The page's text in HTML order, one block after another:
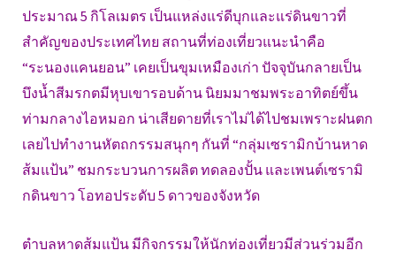
ประมาณ 5 กิโลเมตร เป็นแหล่งแร่ดีบุกและแร่ดินขาวที่
สำคัญของประเทศไทย สถานที่ท่องเที่ยวแนะนำคือ
“ระนองแคนยอน” เคยเป็นขุมเหมืองเก่า ปัจจุบันกลายเป็น
บึงน้ำสีมรกตมีหุบเขารอบด้าน นิยมมาชมพระอาทิตย์ขึ้น
ท่ามกลางไอหมอก น่าเสียดายที่เราไม่ได้ไปชมเพราะฝนตก
เลยไปทำงานหัตถกรรมสนุกๆ กันที่ “กลุ่มเซรามิกบ้านหาด
ส้มแป้น” ชมกระบวนการผลิต ทดลองปั้น และเพนต์เซรามิ
กดินขาว โอทอประดับ 5 ดาวของจังหวัด
ตำบลหาดส้มแป้น มีกิจกรรมให้นักท่องเที่ยวมีส่วนร่วมอีก